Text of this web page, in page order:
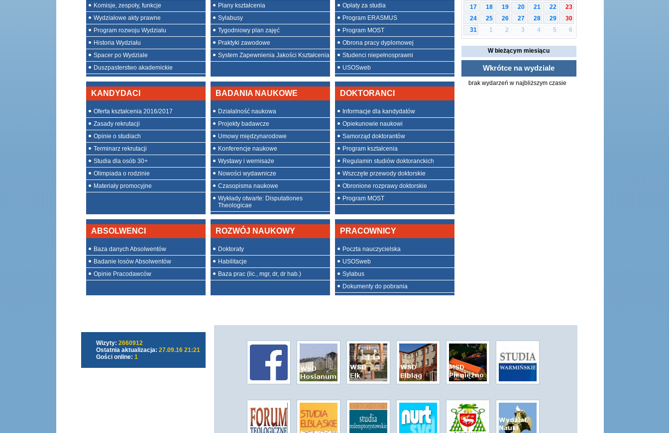
Komisje, zespoły, funkcje
Wydziałowe akty prawne
Program rozwoju Wydziału
Historia Wydziału
Spacer po Wydziale
Duszpasterstwo akademickie
Plany kształcenia
Sylabusy
Tygodniowy plan zajęć
Praktyki zawodowe
System Zapewnienia Jakości Kształcenia
Opłaty za studia
Program ERASMUS
Program MOST
Obrona pracy dyplomowej
Studenci niepełnosprawni
USOSweb
KANDYDACI
Oferta kształcenia 2016/2017
Zasady rekrutacji
Opinie o studiach
Terminarz rekrutacji
Studia dla osób 30+
Olimpiada o rodzinie
Materiały promocyjne
BADANIA NAUKOWE
Działalność naukowa
Projekty badawcze
Umowy międzynarodowe
Konferencje naukowe
Wystawy i wernisaże
Nowości wydawnicze
Czasopisma naukowe
Wykłady otwarte: Disputationes
Theologicae
DOKTORANCI
Informacje dla kandydatów
Opiekunowie naukowi
Samorząd doktorantów
Program kształcenia
Regulamin studiów doktoranckich
Wszczęte przewody doktorskie
Obronione rozprawy doktorskie
Program MOST
ABSOLWENCI
Baza danych Absolwentów
Badanie losów Absolwentów
Opinie Pracodawców
ROZWÓJ NAUKOWY
Doktoraty
Habilitacje
Baza prac (lic., mgr, dr, dr hab.)
PRACOWNICY
Poczta nauczycielska
USOSweb
Sylabus
Dokumenty do pobrania
17
18 19 20 21 22
23
24
25 26 27 28 29
30
31
1 2 3 4 5 6
W bieżącym miesiącu
Wkrótce na wydziale
brak wydarzeń w najbliższym czasie
Wizyty: 2660912
Ostatnia aktualizacja: 27.09.16 21:21
Gości online: 1